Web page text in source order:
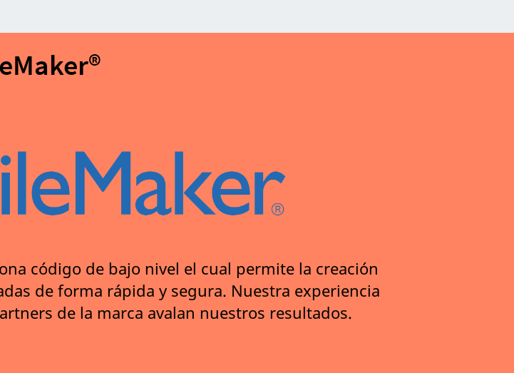
código de bajo nivel el cual permite la creación
de forma rápida y segura. Nuestra experiencia
de la marca avalan nuestros resultados.